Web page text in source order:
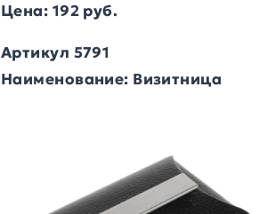
Цена: 192 руб.
Артикул 5791
Наименование: Визитница